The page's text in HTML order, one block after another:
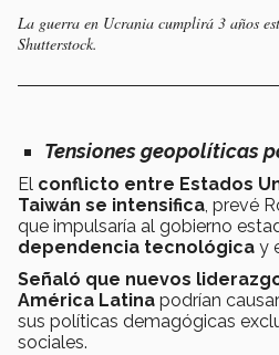
La guerra en Ucrania cumplirá 3 años
Shutterstock.
Tensiones geopolíticas
El conflicto entre Estados
Taiwán se intensifica, prevé
que impulsaría al gobierno
dependencia tecnológica y
Señaló que nuevos
América Latina podrían
sus políticas demagógicas
sociales​.